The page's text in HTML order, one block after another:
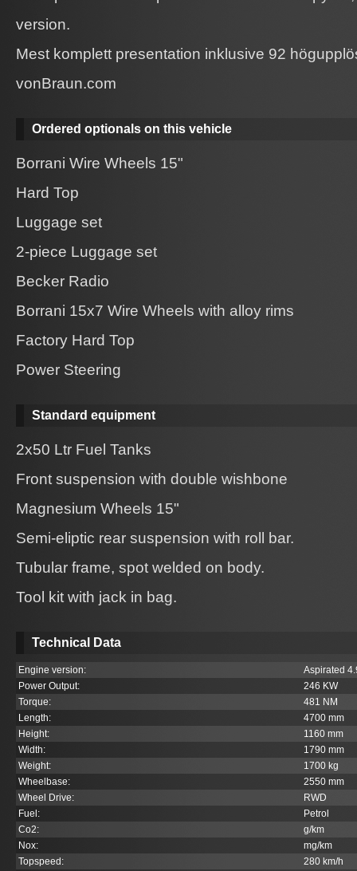
version.
Mest komplett presentation inklusive 92
vonBraun.com
Ordered optionals on this vehicle
Borrani Wire Wheels 15"
Hard Top
Luggage set
2-piece Luggage set
Becker Radio
Borrani 15x7 Wire Wheels with alloy rims
Factory Hard Top
Power Steering
Standard equipment
2x50 Ltr Fuel Tanks
Front suspension with double wishbone
Magnesium Wheels 15"
Semi-eliptic rear suspension with roll bar.
Tubular frame, spot welded on body.
Tool kit with jack in bag.
Technical Data
Engine version:
Aspirated
Power Output:
246 KW
Torque:
481 NM
Length:
4700 mm
Height:
1160 mm
Width:
1790 mm
Weight:
1700 kg
Wheelbase:
2550 mm
Wheel Drive:
RWD
Fuel:
Petrol
Co2:
g/km
Nox:
mg/km
Topspeed:
280 km/h